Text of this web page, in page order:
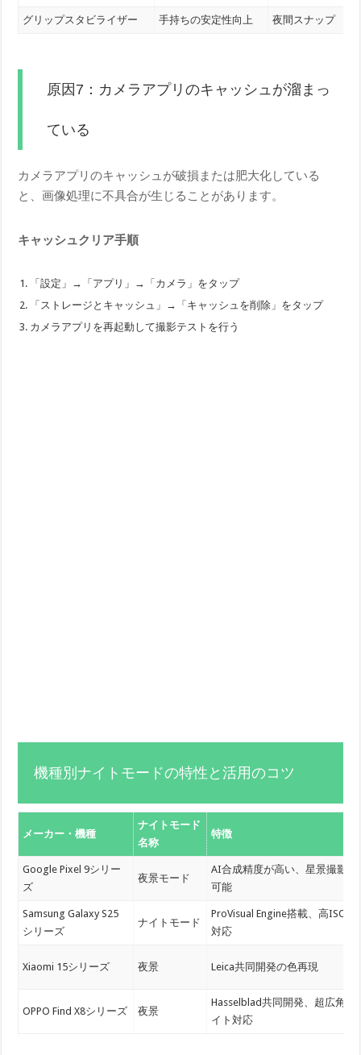
グリップスタビライザー 手持ちの安定性向上 夜間スナップ
原因7：カメラアプリのキャッシュが溜まっ
ている
カメラアプリのキャッシュが破損または肥大化している
と、画像処理に不具合が生じることがあります。
キャッシュクリア手順
「設定」→「アプリ」→「カメラ」をタップ
「ストレージとキャッシュ」→「キャッシュを削除」をタップ
カメラアプリを再起動して撮影テストを行う
機種別ナイトモードの特性と活用のコツ
メーカー・機種
ナイトモード
名称
特徴
Google Pixel 9シリー
ズ
夜景モード
AI合成精度が高い、星景撮影
可能
Samsung Galaxy S25
シリーズ
ナイトモード
ProVisual Engine搭載、高ISO
対応
Xiaomi 15シリーズ 夜景 Leica共同開発の色再現
OPPO Find X8シリーズ 夜景
Hasselblad共同開発、超広角ナ
イト対応